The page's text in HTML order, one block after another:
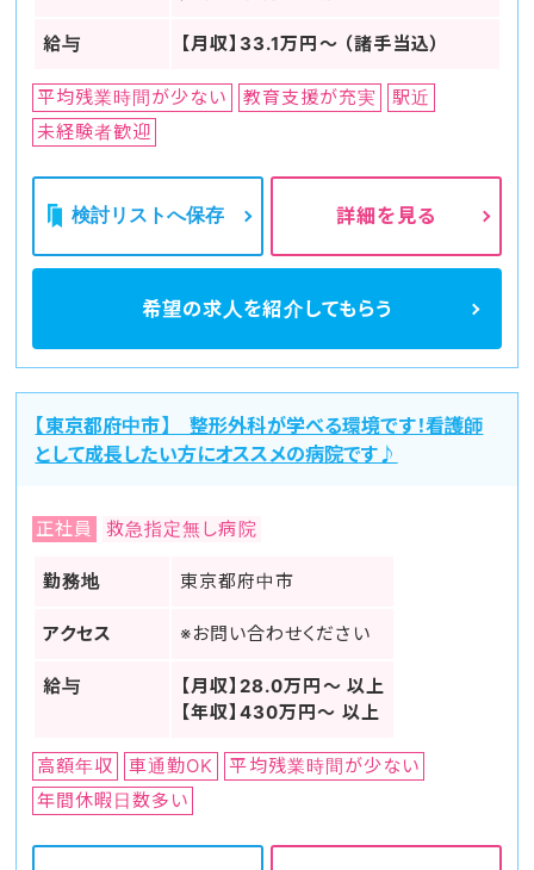
給与 【月収】33.1万円～ （諸手当込）
平均残業時間が少ない 教育支援が充実
駅近
未経験者歓迎
検討リストへ保存 詳細を見る
希望の求人を紹介してもらう
【東京都府中市】 整形外科が学べる環境です！看護師
として成長したい方にオススメの病院です♪
正社員 救急指定無し病院
勤務地 東京都府中市
アクセス ※お問い合わせください
給与
【月収】28.0万円～ 以上
【年収】430万円～ 以上
高額年収 車通勤OK
平均残業時間が少ない
年間休暇日数多い